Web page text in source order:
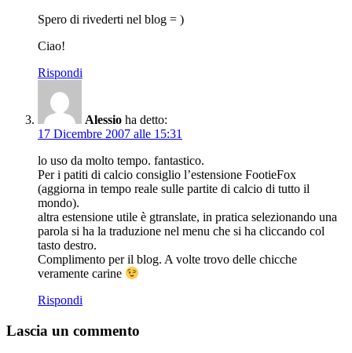
Spero di rivederti nel blog = )
Ciao!
Rispondi
Alessio ha detto:
17 Dicembre 2007 alle 15:31
lo uso da molto tempo. fantastico.
Per i patiti di calcio consiglio l’estensione FootieFox
(aggiorna in tempo reale sulle partite di calcio di tutto il
mondo).
altra estensione utile è gtranslate, in pratica selezionando una
parola si ha la traduzione nel menu che si ha cliccando col
tasto destro.
Complimento per il blog. A volte trovo delle chicche
veramente carine
Rispondi
Lascia un commento